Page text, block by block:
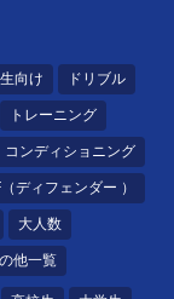
向け ドリブル
トレーニング
コンディショニング
ディフェンダー ）
大人数
他一覧